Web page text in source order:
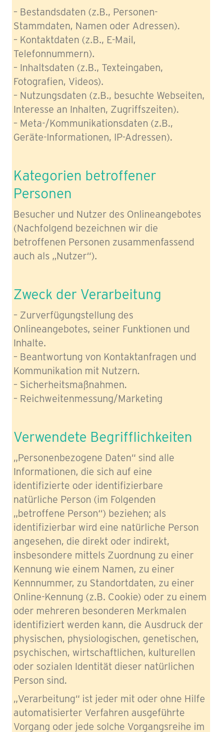
– Bestandsdaten (z.B., Personen-
Stammdaten, Namen oder Adressen).
– Kontaktdaten (z.B., E-Mail,
Telefonnummern).
– Inhaltsdaten (z.B., Texteingaben,
Fotografien, Videos).
– Nutzungsdaten (z.B., besuchte Webseiten,
Interesse an Inhalten, Zugriffszeiten).
– Meta-/Kommunikationsdaten (z.B.,
Geräte-Informationen, IP-Adressen).
Kategorien betroffener
Personen
Besucher und Nutzer des Onlineangebotes
(Nachfolgend bezeichnen wir die
betroffenen Personen zusammenfassend
auch als „Nutzer“).
Zweck der Verarbeitung
– Zurverfügungstellung des
Onlineangebotes, seiner Funktionen und
Inhalte.
– Beantwortung von Kontaktanfragen und
Kommunikation mit Nutzern.
– Sicherheitsmaßnahmen.
– Reichweitenmessung/Marketing
Verwendete Begrifflichkeiten
„Personenbezogene Daten“ sind alle
Informationen, die sich auf eine
identifizierte oder identifizierbare
natürliche Person (im Folgenden
„betroffene Person“) beziehen; als
identifizierbar wird eine natürliche Person
angesehen, die direkt oder indirekt,
insbesondere mittels Zuordnung zu einer
Kennung wie einem Namen, zu einer
Kennnummer, zu Standortdaten, zu einer
Online-Kennung (z.B. Cookie) oder zu einem
oder mehreren besonderen Merkmalen
identifiziert werden kann, die Ausdruck der
physischen, physiologischen, genetischen,
psychischen, wirtschaftlichen, kulturellen
oder sozialen Identität dieser natürlichen
Person sind.
„Verarbeitung“ ist jeder mit oder ohne Hilfe
automatisierter Verfahren ausgeführte
Vorgang oder jede solche Vorgangsreihe im